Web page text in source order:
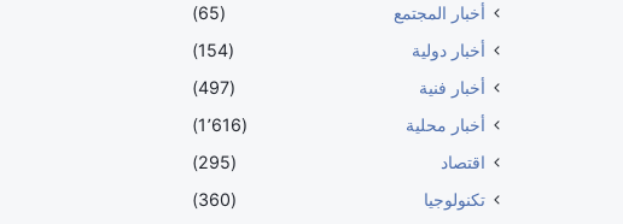
أخبار المجتمع
(65)
أخبار دولية
(154)
أخبار فنية
(497)
أخبار محلية
(1٬616)
اقتصاد
(295)
تكنولوجيا
(360)